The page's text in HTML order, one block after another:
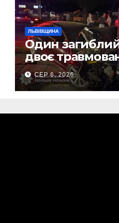
ЛЬВІВЩИНА
Один
двоє
внаслідок ДТП
Самбірщині
СЕР 6, 2026